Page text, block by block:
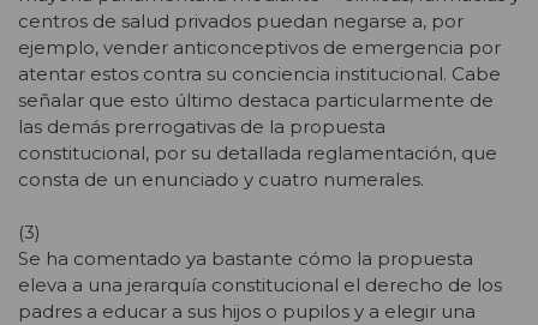
centros de salud privados puedan negarse a, por
ejemplo, vender anticonceptivos de emergencia por
atentar estos contra su conciencia institucional. Cabe
señalar que esto último destaca particularmente de
las demás prerrogativas de la propuesta
constitucional, por su detallada reglamentación, que
consta de un enunciado y cuatro numerales.
(3)
Se ha comentado ya bastante cómo la propuesta
eleva a una jerarquía constitucional el derecho de los
padres a educar a sus hijos o pupilos y a elegir una